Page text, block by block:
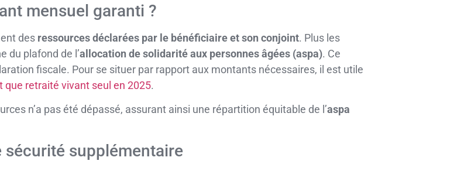
mensuel garanti ?
des ressources déclarées par le bénéficiaire et son conjoint. Plus les
du plafond de l’allocation de solidarité aux personnes âgées (aspa). Ce
fiscale. Pour se situer par rapport aux montants nécessaires, il est utile
que retraité vivant seul en 2025.
n’a pas été dépassé, assurant ainsi une répartition équitable de l’aspa
sécurité supplémentaire